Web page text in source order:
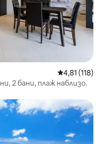
Средна
4,81 (118)
2 бани, плаж наблизо.